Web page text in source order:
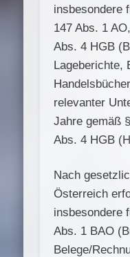
insbesondere
147 Abs. 1
Abs. 4 HGB
Lageberichte,
relevanter
Jahre gemäß
Abs. 4 HGB
Nach
Österreich
insbesondere
Abs. 1 BAO
Belege/